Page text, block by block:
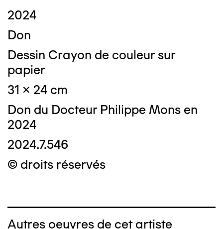
2024
Don
Dessin Crayon de couleur sur
papier
31 x 24 cm
Don du Docteur Philippe Mons en
2024
2024.7.546
© droits réservés
Autres oeuvres de cet artiste